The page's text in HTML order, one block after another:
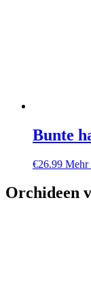
Bunte
€26.99 Mehr
Orchideen